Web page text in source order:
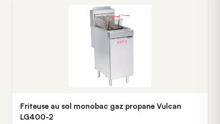
Friteuse au sol monobac gaz propane Vulcan
LG400-2